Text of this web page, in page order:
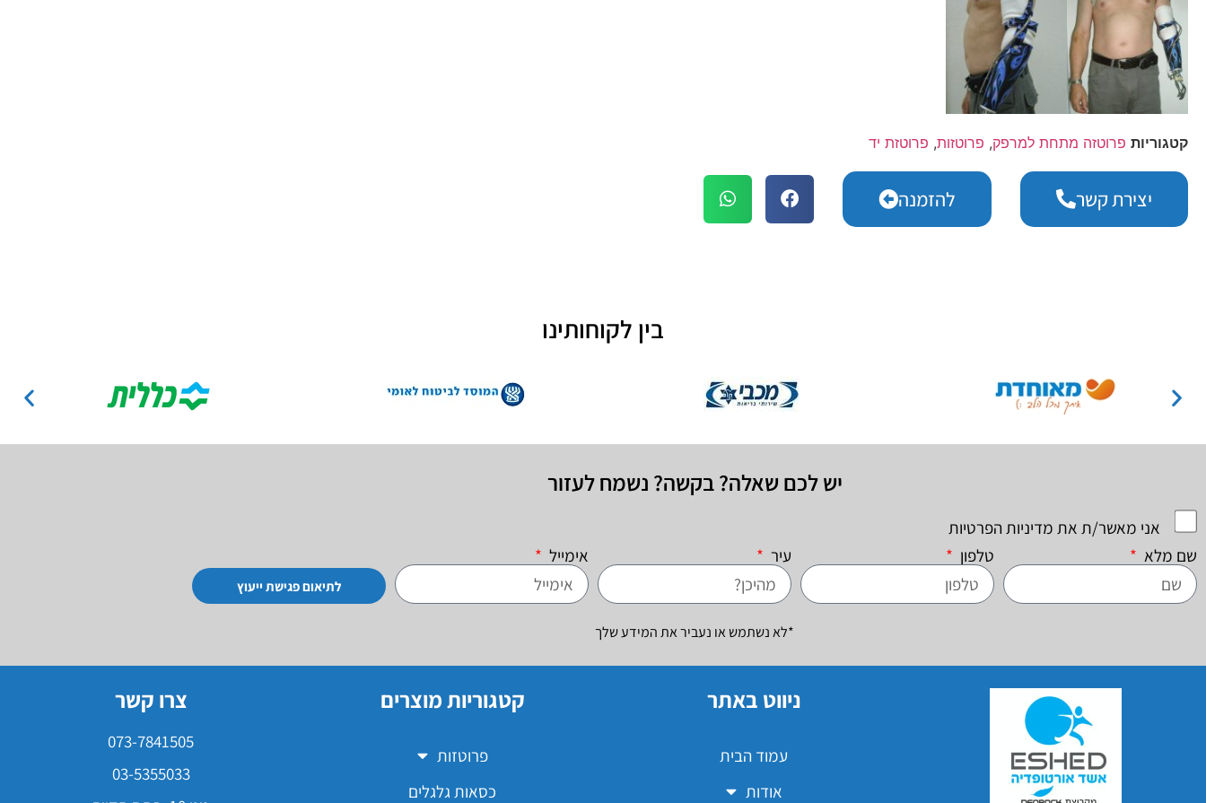
קטגוריות פרוטזה מתחת למרפק, פרוטזות, פרוטזת יד
יצירת קשר להזמנה
בין לקוחותינו
יש לכם שאלה? בקשה? נשמח לעזור
אני מאשר/ת את מדיניות הפרטיות
שם מלא
טלפון עיר אימייל
לתיאום פגישת ייעוץ
*לא נשתמש או נעביר את המידע שלך
ניווט באתר
עמוד הבית
אודות
קטגוריות מוצרים
פרוטזות
כסאות גלגלים
צרו קשר
073-7841505
03-5355033